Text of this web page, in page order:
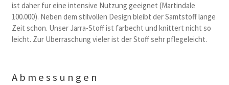
ist daher fur eine intensive Nutzung geeignet (Martindale
100.000). Neben dem stilvollen Design bleibt der Samtstoff lange
Zeit schon. Unser Jarra-Stoff ist farbecht und knittert nicht so
leicht. Zur Uberraschung vieler ist der Stoff sehr pflegeleicht.
Abmessungen